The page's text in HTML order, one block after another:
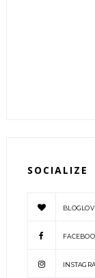
SOCIALIZE